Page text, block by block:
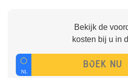
Bekijk de
kosten bij u in